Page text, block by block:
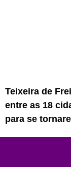
Teixeira de
entre as 18
para se